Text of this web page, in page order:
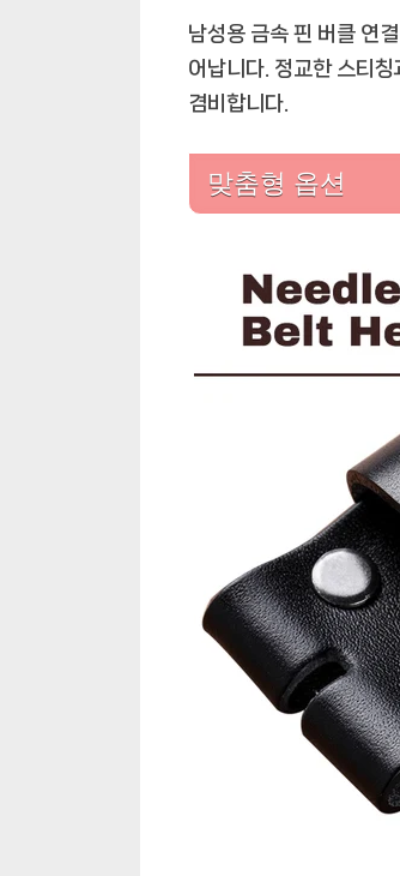
남성용 금속 핀 버클 연결
어납니다. 정교한 스티
겸비합니다.
맞춤형 옵션